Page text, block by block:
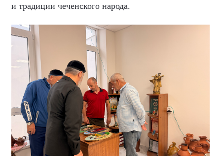
и традиции чеченского народа.